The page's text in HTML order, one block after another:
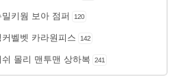
키웜 보아 점퍼 120
벨벳 카라원피스 142
몰리 맨투맨 상하복 241